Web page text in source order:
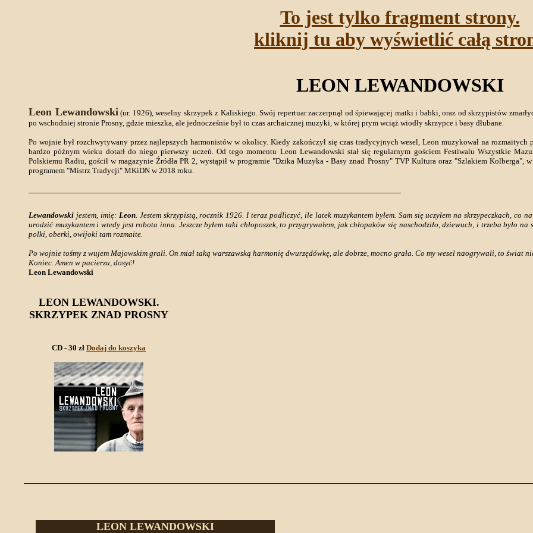
To jest tylko fragment strony.
kliknij tu aby wyświetlić całą
LEON LEWANDOWSKI
Leon Lewandowski(ur. 1926), weselny skrzypek z Kaliskiego. Swój repertuar zaczerpnął od śpiewającej matki i babki, oraz od skrzypistów
po wschodniej stronie Prosny, gdzie mieszka, ale jednocześnie był to czas archaicznej muzyki, w której prym wciąż wiodły skrzypce i basy dłubane.
Po wojnie był rozchwytywany przez najlepszych harmonistów w okolicy. Kiedy zakończył się czas tradycyjnych wesel, Leon muzykował na
bardzo późnym wieku dotarł do niego pierwszy uczeń. Od tego momentu Leon Lewandowski stał się regularnym gościem Festiwalu Wszystkie
Polskiemu Radiu, gościł w magazynie Źródła PR 2, wystąpił w programie "Dzika Muzyka - Basy znad Prosny" TVP Kultura oraz "Szlakiem Kolberga",
programem "Mistrz Tradycji" MKiDN w 2018 roku.
Lewandowski jestem, imię: Leon. Jestem skrzypistą, rocznik 1926. I teraz podliczyć, ile latek muzykantem byłem. Sam się uczyłem na skrzypeczkach, co
urodzić muzykantem i wtedy jest robota inna. Jeszcze byłem taki chłoposzek, to przygrywałem, jak chłopaków się naschodziło, dziewuch, i trzeba było
polki, oberki, owijoki tam rozmaite.
Po wojnie tośmy z wujem Majowskim grali. On miał taką warszawską harmonię dwurzędówkę, ale dobrze, mocno grała. Co my wesel naogrywali, to świat
Koniec. Amen w pacierzu, dosyć!
Leon Lewandowski
LEON LEWANDOWSKI.
SKRZYPEK ZNAD PROSNY
CD - 30 złDodaj do koszyka
LEON LEWANDOWSKI